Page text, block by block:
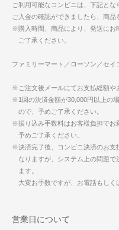
ご利用可能なコンビニは、下記とな
ご入金の確認ができましたら、商品
※購入時間、商品により、発送にお
ご了承ください。
ファミリーマート／ローソン／セ
※ご注文後メールにてお支払総額や
※1回の決済金額が30,000円以上の
ので、予めご了承ください。
※振り込み手数料はお客様負担でお
予めご了承ください。
※決済完了後、コンビニ決済のお支
なりますが、システム上の問題で
ます。
大変お手数ですが、お電話もしく
営業日について